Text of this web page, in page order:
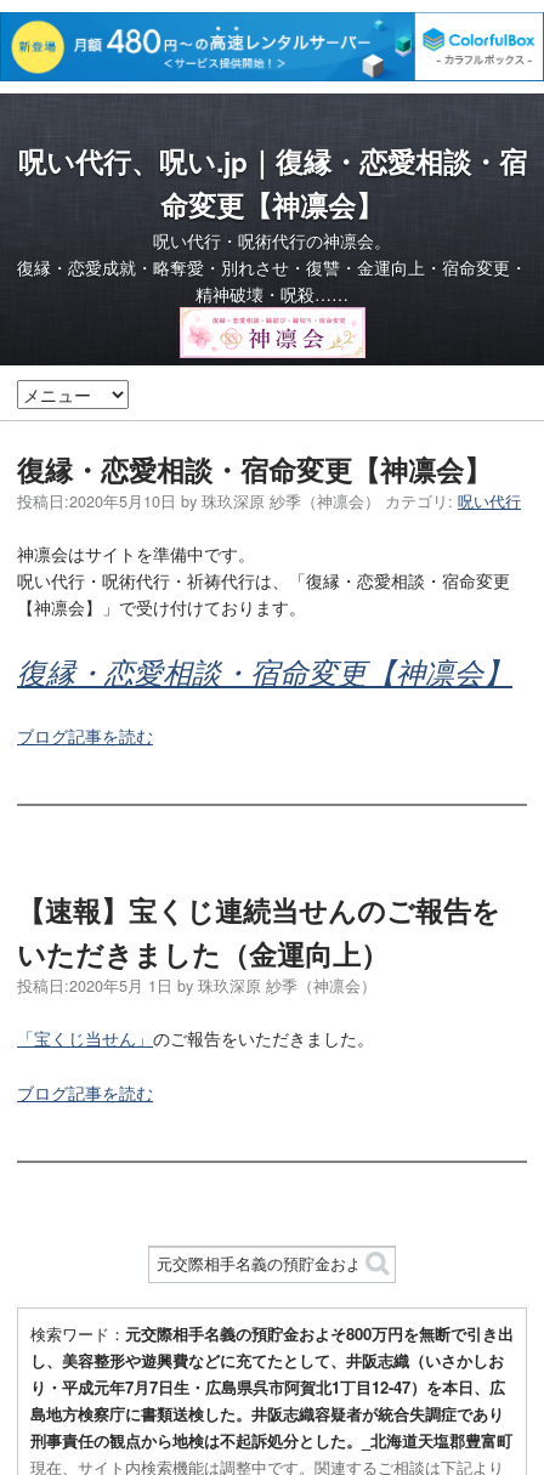
呪い代行、呪い.jp｜復縁・恋愛相談・宿
命変更【神凛会】
呪い代行・呪術代行の神凛会。
復縁・恋愛成就・略奪愛・別れさせ・復讐・金運向上・宿命変更・
精神破壊・呪殺……
復縁・恋愛相談・宿命変更【神凛会】
投稿日:2020年5月10日 by 珠玖深原 紗季（神凛会） カテゴリ: 呪い代行
神凛会はサイトを準備中です。
呪い代行・呪術代行・祈祷代行は、「復縁・恋愛相談・宿命変更
【神凛会】」で受け付けております。
復縁・恋愛相談・宿命変更【神凛会】
ブログ記事を読む
【速報】宝くじ連続当せんのご報告を
いただきました（金運向上）
投稿日:2020年5月 1日 by 珠玖深原 紗季（神凛会）
「宝くじ当せん」 のご報告をいただきました。
ブログ記事を読む
検索ワード： 元交際相手名義の預貯金およそ800万円を無断で引き出
し、美容整形や遊興費などに充てたとして、井阪志織（いさかしお
り・平成元年7月7日生・広島県呉市阿賀北1丁目12-47）を本日、広
島地方検察庁に書類送検した。井阪志織容疑者が統合失調症であり
刑事責任の観点から地検は不起訴処分とした。_北海道天塩郡豊富町
現在、サイト内検索機能は調整中です。関連するご相談は下記より